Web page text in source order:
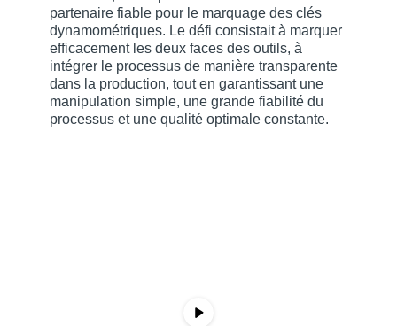
partenaire fiable pour le marquage des clés
dynamométriques. Le défi consistait à marquer
efficacement les deux faces des outils, à
intégrer le processus de manière transparente
dans la production, tout en garantissant une
manipulation simple, une grande fiabilité du
processus et une qualité optimale constante.